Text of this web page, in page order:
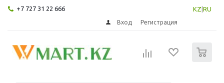
+7 727 31 22 666 KZ RU
Вход Регистрация